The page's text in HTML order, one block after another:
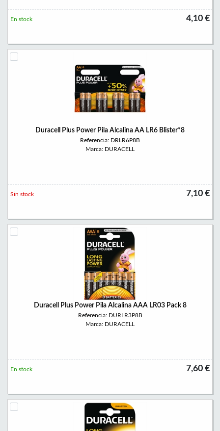
4,10 €
En stock
Duracell Plus Power Pila Alcalina AA LR6 Blister*8
Referencia: DRLR6P8B
Marca: DURACELL
7,10 €
Sin stock
Duracell Plus Power Pila Alcalina AAA LR03 Pack 8
Referencia: DURLR3P8B
Marca: DURACELL
7,60 €
En stock